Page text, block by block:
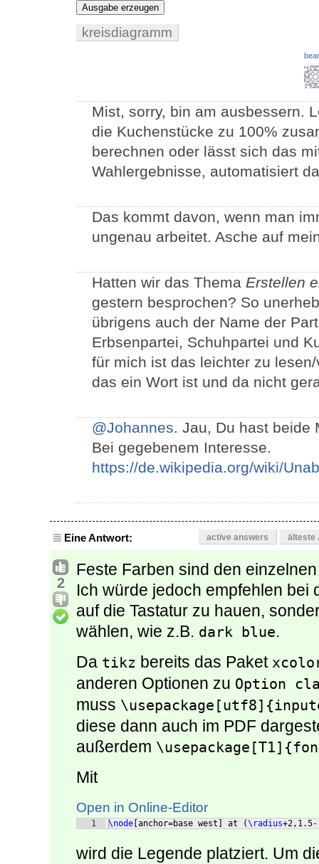
Ausgabe erzeugen
kreisdiagramm
Mist, sorry, bin am ausbessern.
die Kuchenstücke zu 100%
berechnen oder lässt sich das
Wahlergebnisse, automatisiert
Das kommt davon, wenn man
ungenau arbeitet. Asche auf
Hatten wir das Thema Erstellen
gestern besprochen? So
übrigens auch der Name der
Erbsenpartei, Schuhpartei und
für mich ist das leichter zu
das ein Wort ist und da nicht
@Johannes. Jau, Du hast beide
Bei gegebenem Interesse.
https://de.wikipedia.org/wiki/
Eine Antwort: active answers älteste
2
Feste Farben sind den
Ich würde jedoch empfehlen bei
auf die Tastatur zu hauen,
wählen, wie z.B. dark blue.
Da tikz bereits das Paket
anderen Optionen zu Option
muss
diese dann auch im PDF
außerdem
Mit
Open in Online-Editor
1 \node anchor=base west at (\radius
wird die Legende platziert. Um